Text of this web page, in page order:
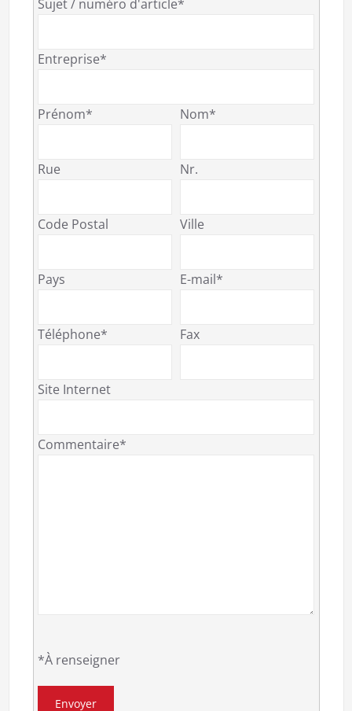
Sujet / numéro d'article*
Entreprise*
Prénom* Nom*
Rue Nr.
Code Postal Ville
Pays E-mail*
Téléphone* Fax
Site Internet
Commentaire*
*À renseigner